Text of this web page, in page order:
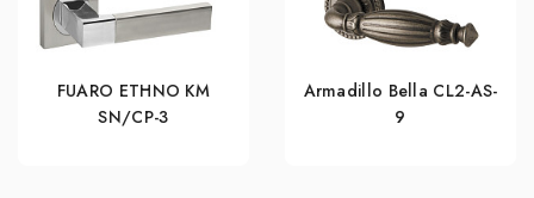
FUARO ETHNO KM
SN/CP-3
Armadillo Bella CL2-AS-
9